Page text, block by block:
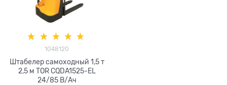
1048120
Штабелер самоходный 1,5 т
2,5 м TOR CQDA1525-EL
24/85 В/Ач